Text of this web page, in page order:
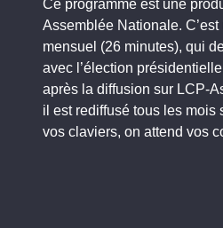
Ce programme est une
Assemblée Nationale.
mensuel (26 minutes), qui
avec l’élection
après la diffusion sur LCP-
il est rediffusé tous les mois
vos claviers, on attend vos